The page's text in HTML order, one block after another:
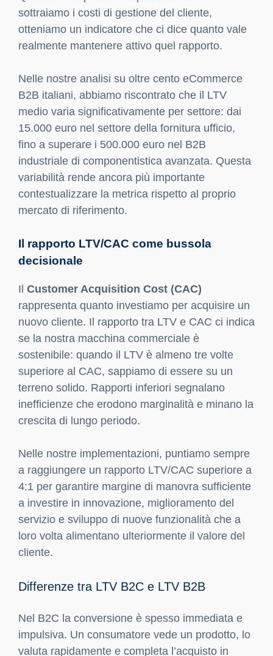
sottraiamo i costi di gestione del cliente,
otteniamo un indicatore che ci dice quanto vale
realmente mantenere attivo quel rapporto.
Nelle nostre analisi su oltre cento eCommerce
B2B italiani, abbiamo riscontrato che il LTV
medio varia significativamente per settore: dai
15.000 euro nel settore della fornitura ufficio,
fino a superare i 500.000 euro nel B2B
industriale di componentistica avanzata. Questa
variabilità rende ancora più importante
contestualizzare la metrica rispetto al proprio
mercato di riferimento.
Il rapporto LTV/CAC come bussola
decisionale
Il Customer Acquisition Cost (CAC)
rappresenta quanto investiamo per acquisire un
nuovo cliente. Il rapporto tra LTV e CAC ci indica
se la nostra macchina commerciale è
sostenibile: quando il LTV è almeno tre volte
superiore al CAC, sappiamo di essere su un
terreno solido. Rapporti inferiori segnalano
inefficienze che erodono marginalità e minano la
crescita di lungo periodo.
Nelle nostre implementazioni, puntiamo sempre
a raggiungere un rapporto LTV/CAC superiore a
4:1 per garantire margine di manovra sufficiente
a investire in innovazione, miglioramento del
servizio e sviluppo di nuove funzionalità che a
loro volta alimentano ulteriormente il valore del
cliente.
Differenze tra LTV B2C e LTV B2B
Nel B2C la conversione è spesso immediata e
impulsiva. Un consumatore vede un prodotto, lo
valuta rapidamente e completa l’acquisto in